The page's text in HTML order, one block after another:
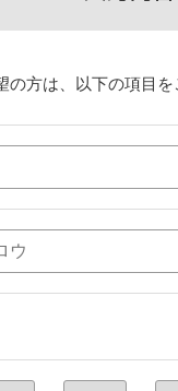
の方は、以下の項目